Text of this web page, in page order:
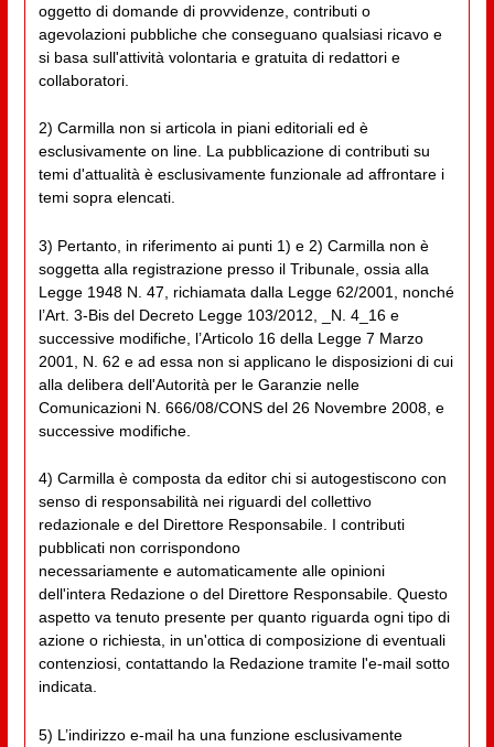
oggetto di domande di provvidenze, contributi o
agevolazioni pubbliche che conseguano qualsiasi ricavo e
si basa sull'attività volontaria e gratuita di redattori e
collaboratori.
2) Carmilla non si articola in piani editoriali ed è
esclusivamente on line. La pubblicazione di contributi su
temi d'attualità è esclusivamente funzionale ad affrontare i
temi sopra elencati.
3) Pertanto, in riferimento ai punti 1) e 2) Carmilla non è
soggetta alla registrazione presso il Tribunale, ossia alla
Legge 1948 N. 47, richiamata dalla Legge 62/2001, nonché
l’Art. 3-Bis del Decreto Legge 103/2012, _N. 4_16 e
successive modifiche, l’Articolo 16 della Legge 7 Marzo
2001, N. 62 e ad essa non si applicano le disposizioni di cui
alla delibera dell'Autorità per le Garanzie nelle
Comunicazioni N. 666/08/CONS del 26 Novembre 2008, e
successive modifiche.
4) Carmilla è composta da editor chi si autogestiscono con
senso di responsabilità nei riguardi del collettivo
redazionale e del Direttore Responsabile. I contributi
pubblicati non corrispondono
necessariamente e automaticamente alle opinioni
dell'intera Redazione o del Direttore Responsabile. Questo
aspetto va tenuto presente per quanto riguarda ogni tipo di
azione o richiesta, in un'ottica di composizione di eventuali
contenziosi, contattando la Redazione tramite l'e-mail sotto
indicata.
5) L’indirizzo e-mail ha una funzione esclusivamente